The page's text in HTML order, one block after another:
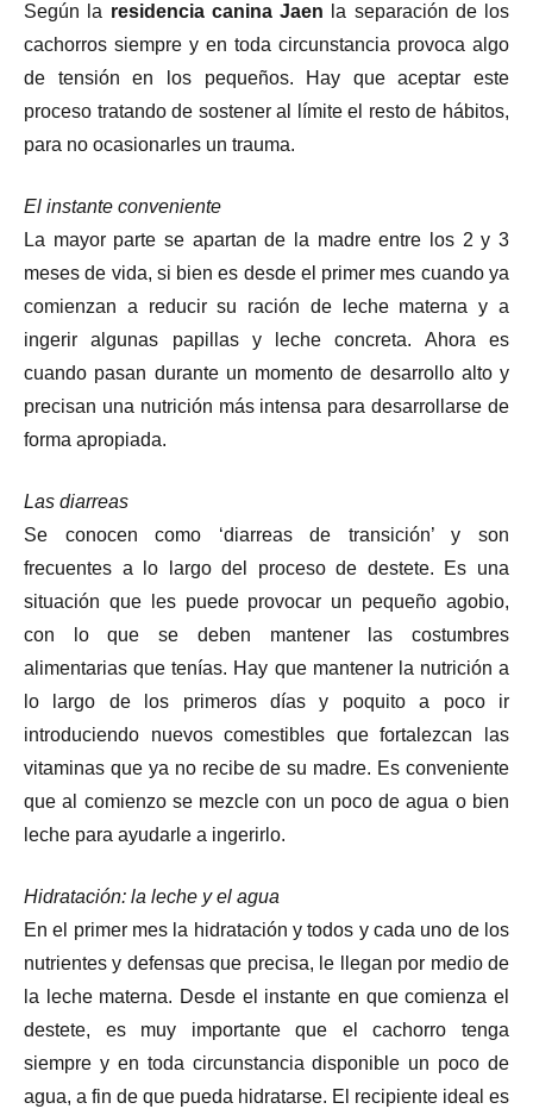
Según la residencia canina Jaen la separación de los
cachorros siempre y en toda circunstancia provoca algo
de tensión en los pequeños. Hay que aceptar este
proceso tratando de sostener al límite el resto de hábitos,
para no ocasionarles un trauma.
El instante conveniente
La mayor parte se apartan de la madre entre los 2 y 3
meses de vida, si bien es desde el primer mes cuando ya
comienzan a reducir su ración de leche materna y a
ingerir algunas papillas y leche concreta. Ahora es
cuando pasan durante un momento de desarrollo alto y
precisan una nutrición más intensa para desarrollarse de
forma apropiada.
Las diarreas
Se conocen como ‘diarreas de transición’ y son
frecuentes a lo largo del proceso de destete. Es una
situación que les puede provocar un pequeño agobio,
con lo que se deben mantener las costumbres
alimentarias que tenías. Hay que mantener la nutrición a
lo largo de los primeros días y poquito a poco ir
introduciendo nuevos comestibles que fortalezcan las
vitaminas que ya no recibe de su madre. Es conveniente
que al comienzo se mezcle con un poco de agua o bien
leche para ayudarle a ingerirlo.
Hidratación: la leche y el agua
En el primer mes la hidratación y todos y cada uno de los
nutrientes y defensas que precisa, le llegan por medio de
la leche materna. Desde el instante en que comienza el
destete, es muy importante que el cachorro tenga
siempre y en toda circunstancia disponible un poco de
agua, a fin de que pueda hidratarse. El recipiente ideal es